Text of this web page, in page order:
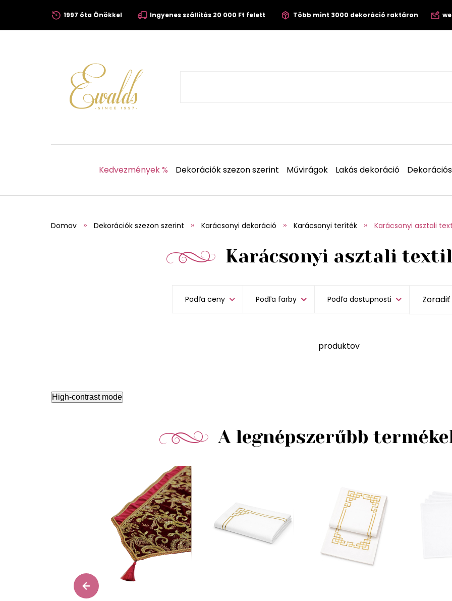
1997 óta Önökkel Ingyenes szállítás 20 000 Ft felett Több mint 3000 dekoráció raktáron
Kedvezmények % Dekorációk szezon szerint Művirágok Lakás dekoráció
Domov Dekorációk szezon szerint Karácsonyi dekoráció Karácsonyi teríték Karácsonyi asztali
Karácsonyi asztali textil
Podľa ceny Podľa farby Podľa dostupnosti
produktov
High-contrast mode
A legnépszerűbb